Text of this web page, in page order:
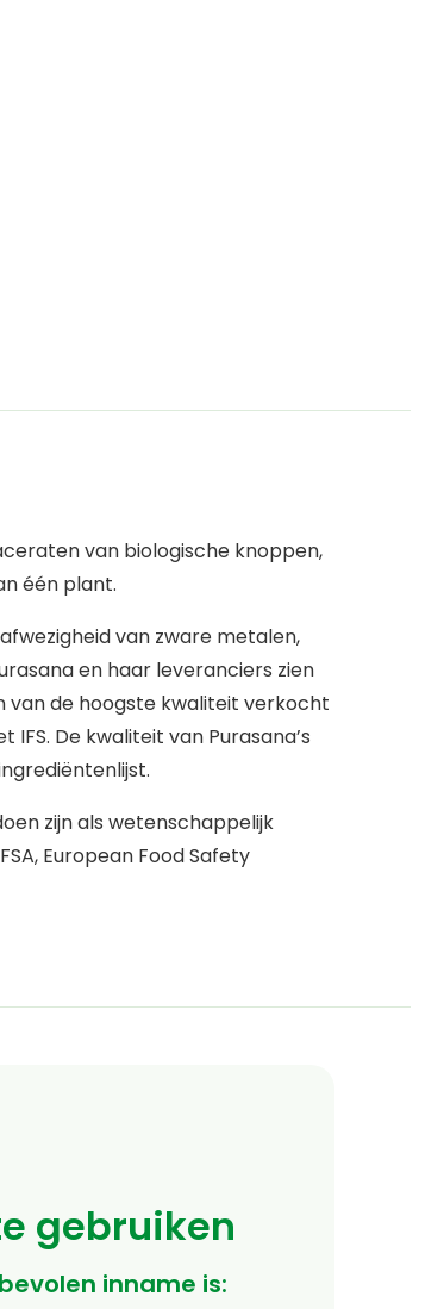
van biologische knoppen,
één plant.
van zware metalen,
en haar leveranciers zien
de hoogste kwaliteit verkocht
De kwaliteit van Purasana’s
zijn als wetenschappelijk
European Food Safety
gebruiken
inname is: